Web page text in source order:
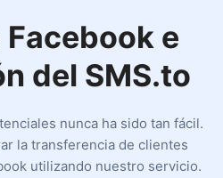
Facebook e
del SMS.to
nunca ha sido tan fácil.
la transferencia de clientes
utilizando nuestro servicio.